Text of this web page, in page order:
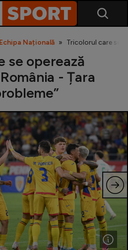
Echipa Națională Tricolorul care se
se operează
- Țara